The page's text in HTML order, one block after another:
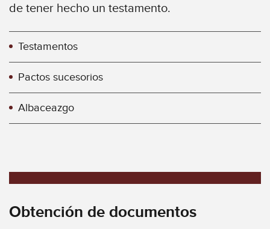
de tener hecho un testamento.
Testamentos
Pactos sucesorios
Albaceazgo
Obtención de documentos